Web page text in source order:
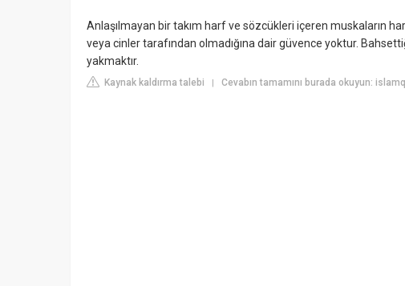
Anlaşılmayan bir takım harf ve sözcükleri içeren muskaların
veya cinler tarafından olmadığına dair güvence yoktur.
yakmaktır.
Kaynak kaldırma talebi | Cevabın tamamını burada okuyun: